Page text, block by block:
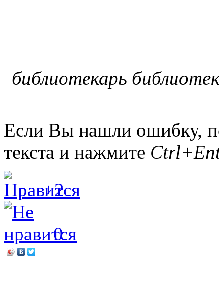
библиотекарь
Если Вы нашли ошибку,
текста и нажмите
+2
0